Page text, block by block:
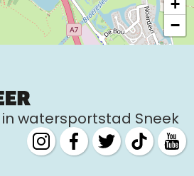
+
−
in watersportstad Sneek